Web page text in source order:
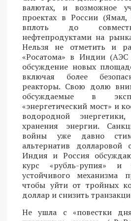
валютах, и возможное
проектах в России
вплоть до
нефтепродуктами на
Нельзя не отметить и
«Росатома» в Индии (АЭС
обсуждение новых
включая более
реакторы. Свою долю
обсуждаемые в
«энергетический мост» и
водородной
хранения энергии.
войны уже давно
альтернатив долларовой
Индия и Россия
курс «рубль-рупия» и
устойчивого механизма
чтобы уйти от тройных
доллар и снизить
Не ушла с «повестки